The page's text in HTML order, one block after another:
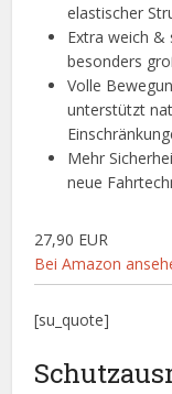
elastischer
Extra weich
besonders
Volle
unterstützt
Mehr
neue
27,90 EUR
Bei Amazon
[su_quote]